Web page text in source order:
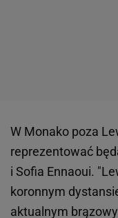
W Monako poza
reprezentować
i Sofia Ennaoui.
koronnym
aktualnym